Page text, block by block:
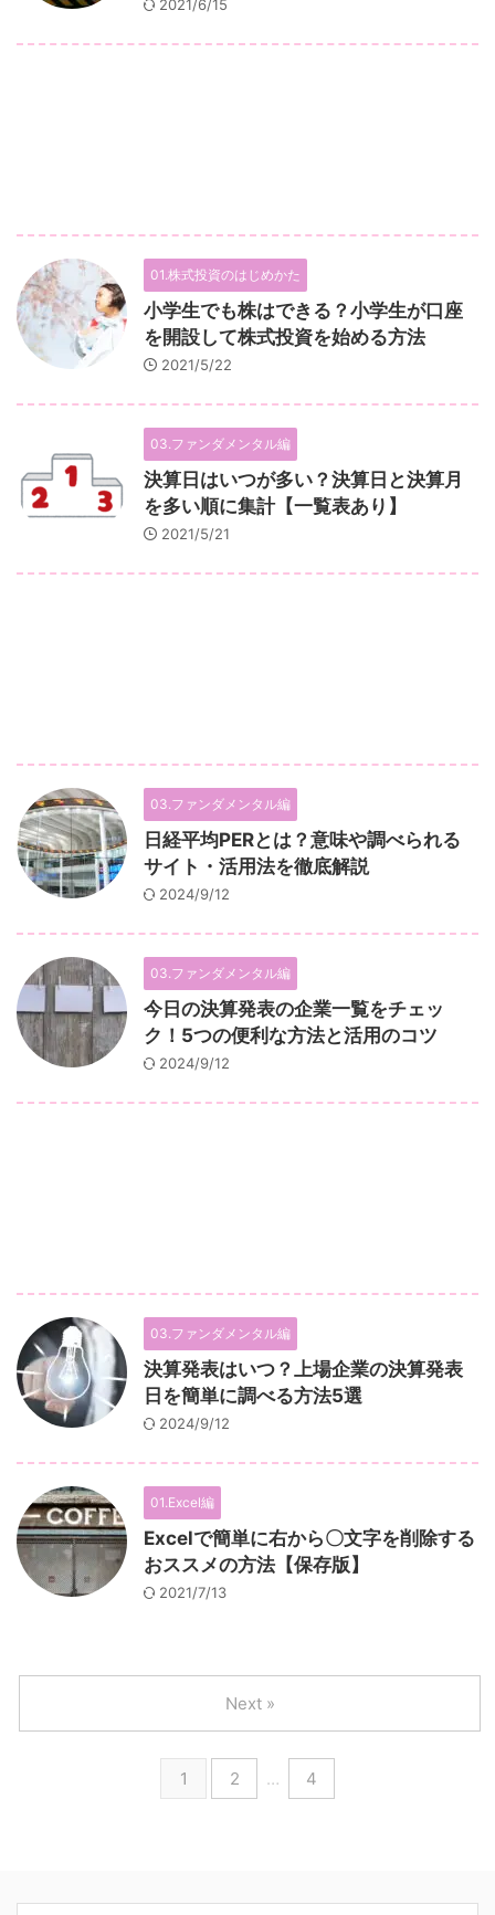
2021/6/15
01.株式投資のはじめかた
小学生でも株はできる？小学生が口座
を開設して株式投資を始める方法
2021/5/22
03.ファンダメンタル編
決算日はいつが多い？決算日と決算月
を多い順に集計【一覧表あり】
2021/5/21
03.ファンダメンタル編
日経平均PERとは？意味や調べられる
サイト・活用法を徹底解説
2024/9/12
03.ファンダメンタル編
今日の決算発表の企業一覧をチェッ
ク！5つの便利な方法と活用のコツ
2024/9/12
03.ファンダメンタル編
決算発表はいつ？上場企業の決算発表
日を簡単に調べる方法5選
2024/9/12
01.Excel編
Excelで簡単に右から〇文字を削除する
おススメの方法【保存版】
2021/7/13
1 2 … 4
Next »